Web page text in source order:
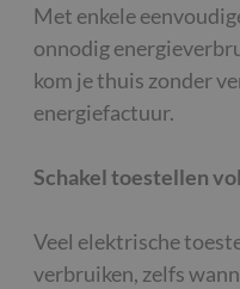
Met enkele
onnodig
kom je thuis zonder
energiefactuur.
Schakel toestellen
Veel elektrische
verbruiken, zelfs